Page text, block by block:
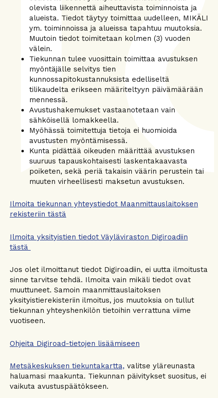
olevista liikennettä aiheuttavista toiminnoista ja
alueista. Tiedot täytyy toimittaa uudelleen, MIKÄLI
ym. toiminnoissa ja alueissa tapahtuu muutoksia.
Muutoin tiedot toimitetaan kolmen (3) vuoden
välein.
Tiekunnan tulee vuosittain toimittaa avustuksen
myöntäjälle selvitys tien
kunnossapitokustannuksista edelliseltä
tilikaudelta erikseen määriteltyyn päivämäärään
mennessä.
Avustushakemukset vastaanotetaan vain
sähköisellä lomakkeella.
Myöhässä toimitettuja tietoja ei huomioida
avustusten myöntämisessä.
Kunta pidättää oikeuden määrittää avustuksen
suuruus tapauskohtaisesti laskentakaavasta
poiketen, sekä periä takaisin väärin perustein tai
muuten virheellisesti maksetun avustuksen.
Ilmoita tiekunnan yhteystiedot Maanmittauslaitoksen
rekisteriin tästä
Ilmoita yksityistien tiedot Väyläviraston Digiroadiin
tästä
Jos olet ilmoittanut tiedot Digiroadiin, ei uutta ilmoitusta
sinne tarvitse tehdä. Ilmoita vain mikäli tiedot ovat
muuttuneet. Samoin maanmittauslaitoksen
yksityistierekisteriin ilmoitus, jos muutoksia on tullut
tiekunnan yhteyshenkilön tietoihin verrattuna viime
vuotiseen.
Ohjeita Digiroad-tietojen lisäämiseen
Metsäkeskuksen tiekuntakartta, valitse yläreunasta
haluamasi maakunta. Tiekunnan päivitykset suositus, ei
vaikuta avustuspäätökseen.